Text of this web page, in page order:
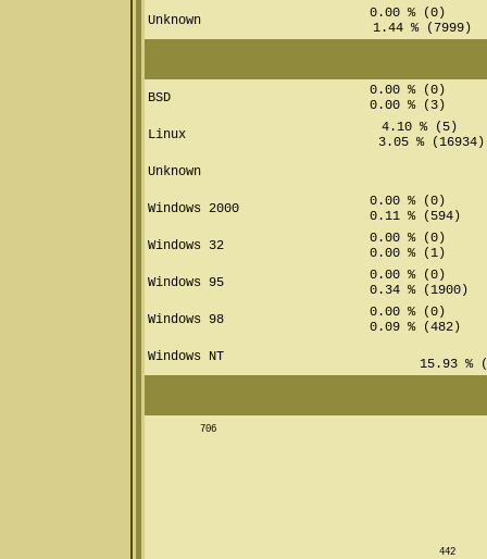
Unknown
0.00 % (0)
1.44 % (7999)
BSD
0.00 % (0)
0.00 % (3)
Linux
4.10 % (5)
3.05 % (16934)
Unknown
Windows 2000
0.00 % (0)
0.11 % (594)
Windows 32
0.00 % (0)
0.00 % (1)
Windows 95
0.00 % (0)
0.34 % (1900)
Windows 98
0.00 % (0)
0.09 % (482)
Windows NT
15.93 %
706
442